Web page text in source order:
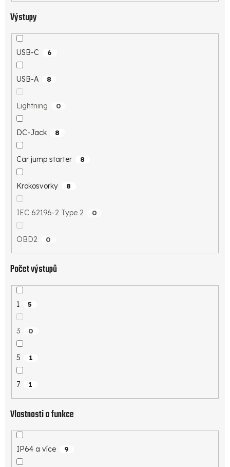
Výstupy
USB-C 6
USB-A 8
Lightning 0
DC-Jack 8
Car jump starter 8
Krokosvorky 8
IEC 62196-2 Type 2 0
OBD2 0
Počet výstupů
1 5
3 0
5 1
7 1
Vlastnosti a funkce
IP64 a více 9